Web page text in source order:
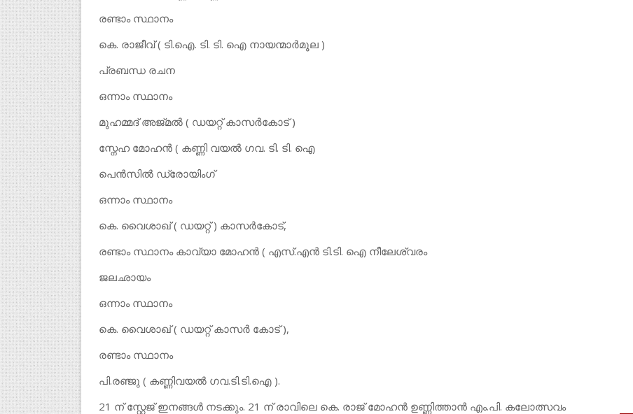
രണ്ടാം സ്ഥാനം
കെ. രാജീവ് ( ടി.ഐ. ടി. ടി. ഐ നായന്മാർമൂല )
പ്രബന്ധ രചന
ഒന്നാം സ്ഥാനം
മുഹമ്മദ് അജ്മൽ ( ഡയറ്റ് കാസർകോട് )
സ്നേഹ മോഹൻ ( കണ്ണി വയൽ ഗവ. ടി. ടി. ഐ
പെൻസിൽ ഡ്രോയിംഗ്
ഒന്നാം സ്ഥാനം
കെ. വൈശാഖ് ( ഡയറ്റ് ) കാസർകോട്,
രണ്ടാം സ്ഥാനം കാവ്യാ മോഹൻ ( എസ്.എൻ ടി.ടി. ഐ നീലേശ്വരം
ജലഛായം
ഒന്നാം സ്ഥാനം
കെ. വൈശാഖ് ( ഡയറ്റ് കാസർ കോട് ),
രണ്ടാം സ്ഥാനം
പി.രഞ്ജു ( കണ്ണിവയൽ ഗവ.ടി.ടി.ഐ ).
21 ന് സ്റ്റേജ് ഇനങ്ങൾ നടക്കും. 21 ന് രാവിലെ കെ. രാജ് മോഹൻ ഉണ്ണിത്താൻ എം.പി. കലോത്സവം